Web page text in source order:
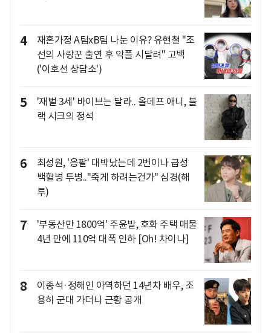
4
재혼가정 A팀xB팀 나눈 이유? 유현철 "조
선의 사랑꾼 출연 후 악플 시달려" 고백
('이호선 상담소')
5
'재벌 3세' 바이브는 달라.. 올데프 애니, 블
랙 시크의 정석
6
최성원, '응팔' 대박났는데 2번이나 급성
백혈병 투병.."죽게 하려는건가" 심경(해
투)
7
'부동산만 1800억' 주윤발, 호화 주택 매물
4년 만에 110억 대폭 인하 [Oh! 차이나]
8
이종석·정해인 아역하던 14년차 배우, 조
용히 군대 가더니 근황 공개